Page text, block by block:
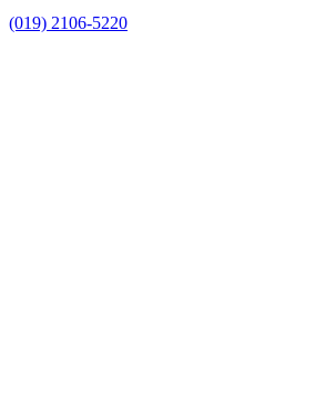
(019) 2106-5220